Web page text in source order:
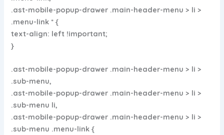
.ast-mobile-popup-drawer .main-header-menu > li >
.menu-link * {
text-align: left !important;
}
.ast-mobile-popup-drawer .main-header-menu > li >
.sub-menu,
.ast-mobile-popup-drawer .main-header-menu > li >
.sub-menu li,
.ast-mobile-popup-drawer .main-header-menu > li >
.sub-menu .menu-link {